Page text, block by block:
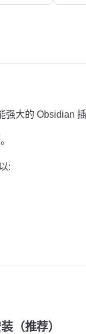
大的 Obsidian 插
:
（推荐）